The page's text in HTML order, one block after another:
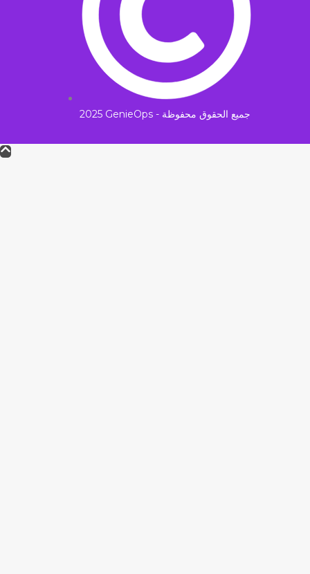
2025 GenieOps - جميع الحقوق محفوظة